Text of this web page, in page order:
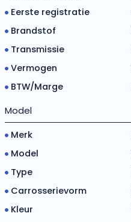
Eerste registratie
Brandstof
Transmissie
Vermogen
BTW/Marge
Model
Merk
Model
Type
Carrosserievorm
Kleur